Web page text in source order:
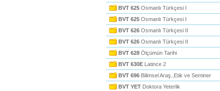
BVT 625 Osmanlı Türkçesi I
BVT 625 Osmanlı Türkçesi I
BVT 626 Osmanlı Türkçesi II
BVT 626 Osmanlı Türkçesi II
BVT 628 Ölçümün Tarihi
BVT 630E Latince 2
BVT 696 Bilimsel Araş.,Etik ve Seminer
BVT YET Doktora Yeterlik